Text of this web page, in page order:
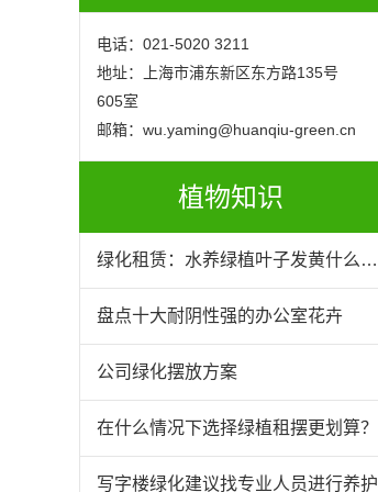
电话：021-5020 3211
地址：上海市浦东新区东方路135号
605室
邮箱：wu.yaming@huanqiu-green.cn
植物知识
绿化租赁：水养绿植叶子发黄什么原
因
盘点十大耐阴性强的办公室花卉
公司绿化摆放方案
在什么情况下选择绿植租摆更划算？
写字楼绿化建议找专业人员进行养护